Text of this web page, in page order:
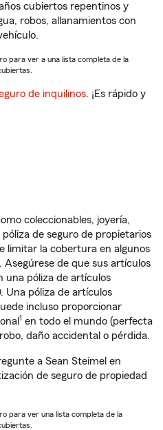
cubiertos repentinos y
robos, allanamientos con
para ver a una lista completa de la
de inquilinos. ¡Es rápido y
coleccionables, joyería,
de seguro de propietarios
limitar la cobertura en algunos
Asegúrese de que sus artículos
una póliza de artículos
Una póliza de artículos
incluso proporcionar
1 en todo el mundo (perfecta
daño accidental o pérdida.
a Sean Steimel en
de seguro de propiedad
para ver una lista completa de la